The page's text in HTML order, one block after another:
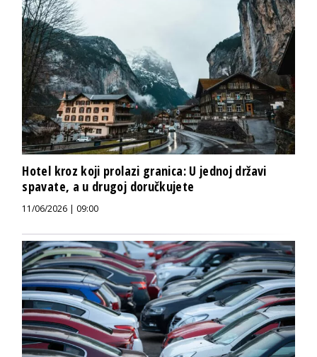
Hotel kroz koji prolazi granica: U jednoj državi
spavate, a u drugoj doručkujete
11/06/2026 | 09:00